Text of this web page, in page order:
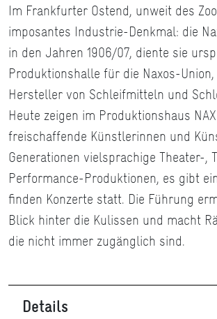
Im Frankfurter Ostend, unweit des
imposantes Industrie-Denkmal: die
in den Jahren 1906/07, diente sie
Produktionshalle für die Naxos-
Hersteller von Schleifmitteln und
Heute zeigen im Produktionshaus
freischaffende Künstlerinnen und
Generationen vielsprachige Theater-,
Performance-Produktionen, es gibt
finden Konzerte statt. Die Führung
Blick hinter die Kulissen und macht
die nicht immer zugänglich sind.
Details